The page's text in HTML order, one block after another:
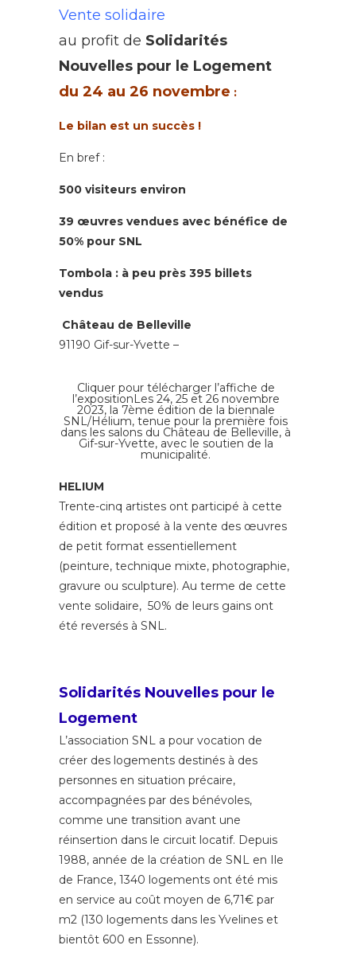
Vente solidaire
au profit de Solidarités
Nouvelles pour le Logement
du 24 au 26 novembre :
Le bilan est un succès !
En bref :
500 visiteurs environ
39 œuvres vendues avec bénéfice de
50% pour SNL
Tombola : à peu près 395 billets
vendus
Château de Belleville
91190 Gif-sur-Yvette –
Cliquer pour télécharger l’affiche de
l’expositionLes 24, 25 et 26 novembre
2023, la 7ème édition de la biennale
SNL/Hélium, tenue pour la première fois
dans les salons du Château de Belleville, à
Gif-sur-Yvette, avec le soutien de la
municipalité.
HELIUM
Trente-cinq artistes ont participé à cette
édition et proposé à la vente des œuvres
de petit format essentiellement
(peinture, technique mixte, photographie,
gravure ou sculpture). Au terme de cette
vente solidaire, 50% de leurs gains ont
été reversés à SNL.
Solidarités Nouvelles pour le
Logement
L’association SNL a pour vocation de
créer des logements destinés à des
personnes en situation précaire,
accompagnées par des bénévoles,
comme une transition avant une
réinsertion dans le circuit locatif. Depuis
1988, année de la création de SNL en Ile
de France, 1340 logements ont été mis
en service au coût moyen de 6,71€ par
m2 (130 logements dans les Yvelines et
bientôt 600 en Essonne).